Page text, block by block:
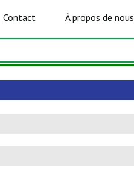
Contact À propos de nous